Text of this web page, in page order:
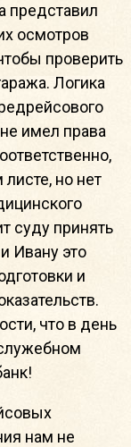
представил
осмотров
проверить
Логика
имел права
но нет
суду принять
Ивану это
и
что в день
нам не